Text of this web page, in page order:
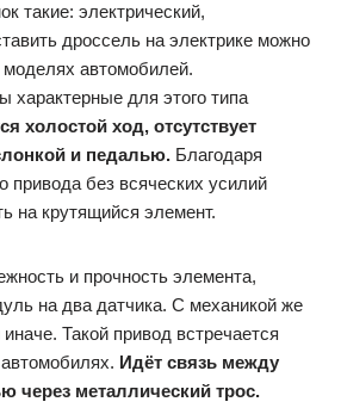
такие: электрический,
дроссель на электрике можно
автомобилей.
характерные для этого типа
холостой ход, отсутствует
и педалью. Благодаря
привода без всяческих усилий
на крутящийся элемент.
и прочность элемента,
на два датчика. С механикой же
Такой привод встречается
Идёт связь между
через металлический трос.